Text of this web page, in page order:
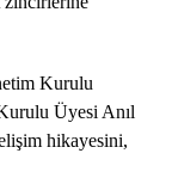
Kurulu
Üyesi Anıl
hikayesini,